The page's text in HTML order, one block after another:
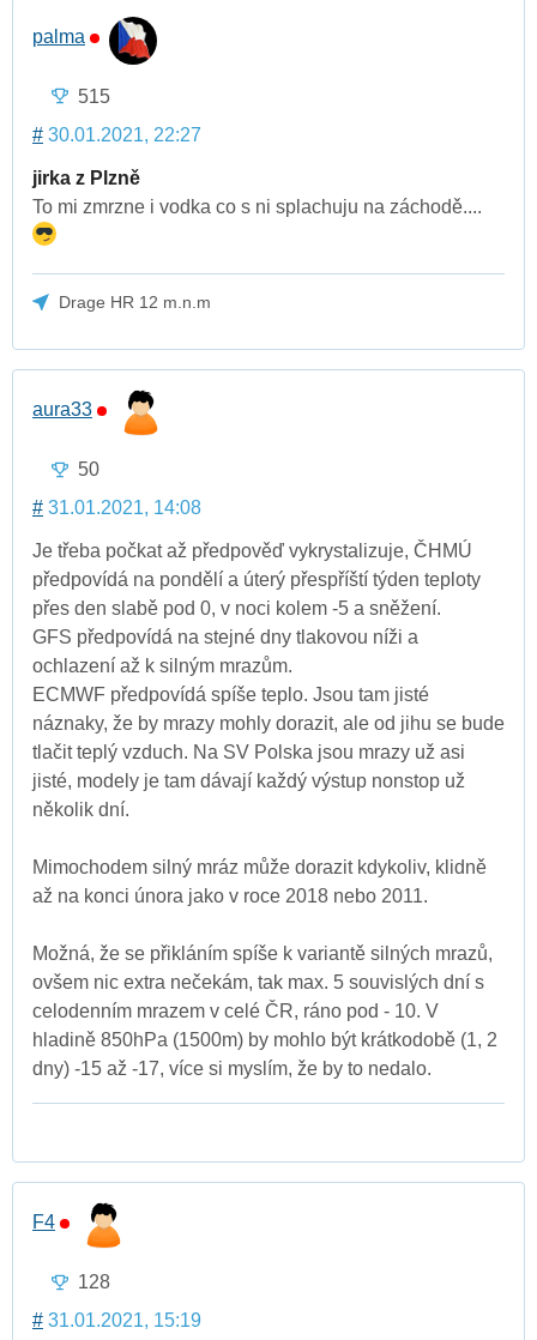
palma
515
# 30.01.2021, 22:27
jirka z Plzně
To mi zmrzne i vodka co s ni splachuju na záchodě....
Drage HR 12 m.n.m
aura33
50
# 31.01.2021, 14:08
Je třeba počkat až předpověď vykrystalizuje, ČHMÚ
předpovídá na pondělí a úterý přespříští týden teploty
přes den slabě pod 0, v noci kolem -5 a sněžení.
GFS předpovídá na stejné dny tlakovou níži a
ochlazení až k silným mrazům.
ECMWF předpovídá spíše teplo. Jsou tam jisté
náznaky, že by mrazy mohly dorazit, ale od jihu se bude
tlačit teplý vzduch. Na SV Polska jsou mrazy už asi
jisté, modely je tam dávají každý výstup nonstop už
několik dní.
Mimochodem silný mráz může dorazit kdykoliv, klidně
až na konci února jako v roce 2018 nebo 2011.
Možná, že se přikláním spíše k variantě silných mrazů,
ovšem nic extra nečekám, tak max. 5 souvislých dní s
celodenním mrazem v celé ČR, ráno pod - 10. V
hladině 850hPa (1500m) by mohlo být krátkodobě (1, 2
dny) -15 až -17, více si myslím, že by to nedalo.
F4
128
# 31.01.2021, 15:19